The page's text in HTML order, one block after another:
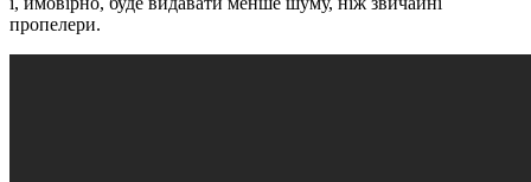
пропелери.